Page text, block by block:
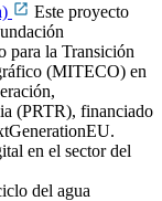
Este proyecto
para la Transición
(MITECO) en
(PRTR), financiado
en el sector del
del agua